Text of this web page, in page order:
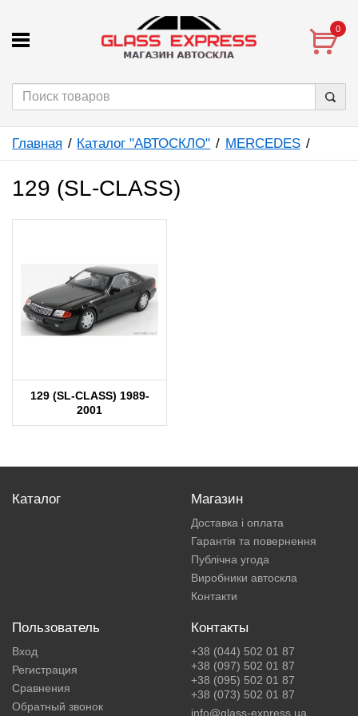
0
Главная Каталог "АВТОСКЛО" MERCEDES
129 (SL-CLASS)
129 (SL-CLASS) 1989-
2001
Каталог Магазин
Доставка і оплата
Гарантія та повернення
Публічна угода
Виробники автоскла
Контакти
Пользователь
Вход
Регистрация
Сравнения
Обратный звонок
Контакты
+38 (044) 502 01 87
+38 (097) 502 01 87
+38 (095) 502 01 87
+38 (073) 502 01 87
info@glass-express.ua